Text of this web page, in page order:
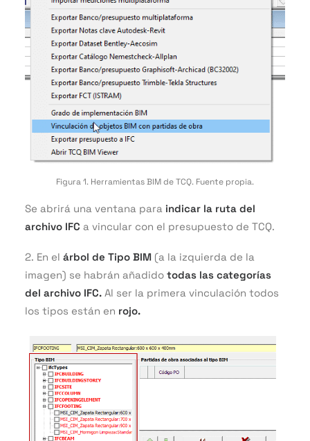
Figura 1. Herramientas BIM de TCQ. Fuente propia.
Se abrirá una ventana para indicar la ruta del
archivo IFC a vincular con el presupuesto de TCQ.
2. En el árbol de Tipo BIM (a la izquierda de la
imagen) se habrán añadido todas las categorías
del archivo IFC. Al ser la primera vinculación todos
los tipos están en rojo.